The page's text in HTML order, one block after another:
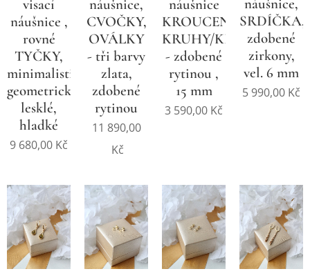
visací
náušnice ,
rovné
TYČKY,
minimalistické,
geometrické,
lesklé,
hladké
9 680,00 Kč
náušnice,
CVOČKY,
OVÁLKY
- tři barvy
zlata,
zdobené
rytinou
11 890,00
Kč
náušnice
KROUCENÉ
KRUHY/KROUŽKY
- zdobené
rytinou ,
15 mm
3 590,00 Kč
náušnice,
SRDÍČKA,
zdobené
zirkony,
vel. 6 mm
5 990,00 Kč